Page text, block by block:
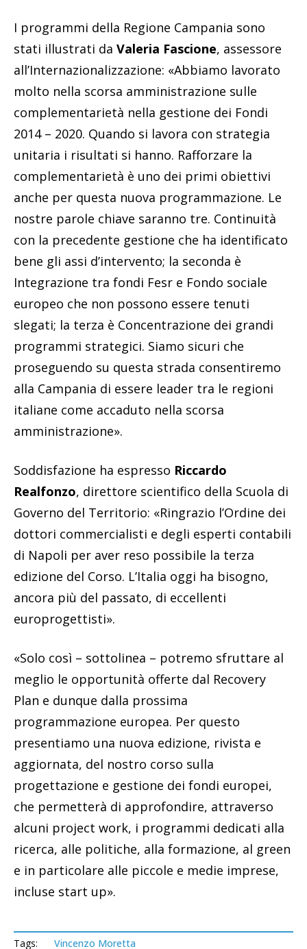
I programmi della Regione Campania sono
stati illustrati da Valeria Fascione, assessore
all’Internazionalizzazione: «Abbiamo lavorato
molto nella scorsa amministrazione sulle
complementarietà nella gestione dei Fondi
2014 – 2020. Quando si lavora con strategia
unitaria i risultati si hanno. Rafforzare la
complementarietà è uno dei primi obiettivi
anche per questa nuova programmazione. Le
nostre parole chiave saranno tre. Continuità
con la precedente gestione che ha identificato
bene gli assi d’intervento; la seconda è
Integrazione tra fondi Fesr e Fondo sociale
europeo che non possono essere tenuti
slegati; la terza è Concentrazione dei grandi
programmi strategici. Siamo sicuri che
proseguendo su questa strada consentiremo
alla Campania di essere leader tra le regioni
italiane come accaduto nella scorsa
amministrazione».
Soddisfazione ha espresso Riccardo
Realfonzo, direttore scientifico della Scuola di
Governo del Territorio: «Ringrazio l’Ordine dei
dottori commercialisti e degli esperti contabili
di Napoli per aver reso possibile la terza
edizione del Corso. L’Italia oggi ha bisogno,
ancora più del passato, di eccellenti
europrogettisti».
«Solo così – sottolinea – potremo sfruttare al
meglio le opportunità offerte dal Recovery
Plan e dunque dalla prossima
programmazione europea. Per questo
presentiamo una nuova edizione, rivista e
aggiornata, del nostro corso sulla
progettazione e gestione dei fondi europei,
che permetterà di approfondire, attraverso
alcuni project work, i programmi dedicati alla
ricerca, alle politiche, alla formazione, al green
e in particolare alle piccole e medie imprese,
incluse start up».
Tags: Vincenzo Moretta